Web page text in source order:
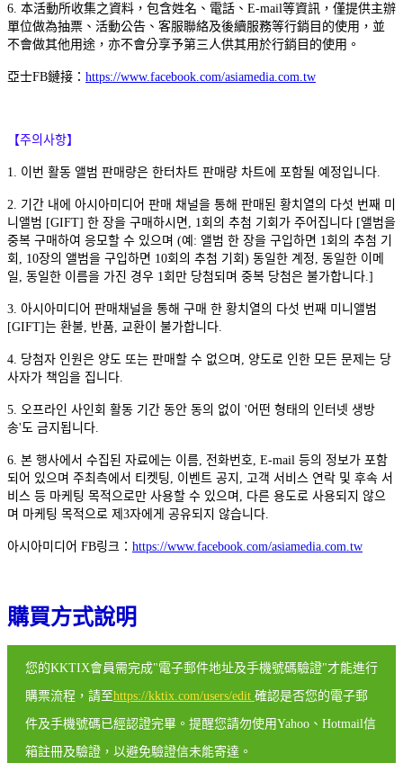
6. 本活動所收集之資料，包含姓名、電話、E-mail等資訊，僅提供主辦
單位做為抽票、活動公告、客服聯絡及後續服務等行銷目的使用，並
不會做其他用途，亦不會分享予第三人供其用於行銷目的使用。
亞士FB鏈接： https://www.facebook.com/asiamedia.com.tw
【주의사항】
1. 이번 활동 앨범 판매량은 한터차트 판매량 차트에 포함될 예정입니다.
2. 기간 내에 아시아미디어 판매 채널을 통해 판매된 황치열의 다섯 번째 미
니앨범 [GIFT] 한 장을 구매하시면, 1회의 추첨 기회가 주어집니다 [앨범을
중복 구매하여 응모할 수 있으며 (예: 앨범 한 장을 구입하면 1회의 추첨 기
회, 10장의 앨범을 구입하면 10회의 추첨 기회) 동일한 계정, 동일한 이메
일, 동일한 이름을 가진 경우 1회만 당첨되며 중복 당첨은 불가합니다.]
3. 아시아미디어 판매채널을 통해 구매 한 황치열의 다섯 번째 미니앨범
[GIFT]는 환불, 반품, 교환이 불가합니다.
4. 당첨자 인원은 양도 또는 판매할 수 없으며, 양도로 인한 모든 문제는 당
사자가 책임을 집니다.
5. 오프라인 사인회 활동 기간 동안 동의 없이 '어떤 형태의 인터넷 생방
송'도 금지됩니다.
6. 본 행사에서 수집된 자료에는 이름, 전화번호, E-mail 등의 정보가 포함
되어 있으며 주최측에서 티켓팅, 이벤트 공지, 고객 서비스 연락 및 후속 서
비스 등 마케팅 목적으로만 사용할 수 있으며, 다른 용도로 사용되지 않으
며 마케팅 목적으로 제3자에게 공유되지 않습니다.
아시아미디어 FB링크： https://www.facebook.com/asiamedia.com.tw
購買方式說明
您的KKTIX會員需完成"電子郵件地址及手機號碼驗證"才能進行
購票流程，請至https://kktix.com/users/edit 確認是否您的電子郵
件及手機號碼已經認證完畢。提醒您請勿使用Yahoo、Hotmail信
箱註冊及驗證，以避免驗證信未能寄達。